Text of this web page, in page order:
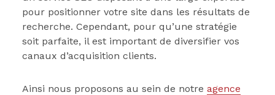
pour positionner votre site dans les résultats de
recherche. Cependant, pour qu’une stratégie
soit parfaite, il est important de diversifier vos
canaux d’acquisition clients.
Ainsi nous proposons au sein de notre agence